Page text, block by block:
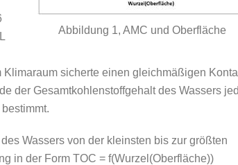
Abbildung 1, AMC und Oberfläche
sicherte einen gleichmäßigen
der Gesamtkohlenstoffgehalt des Wassers
bestimmt.
Wassers von der kleinsten bis zur größten
in der Form TOC = f(Wurzel(Oberfläche))